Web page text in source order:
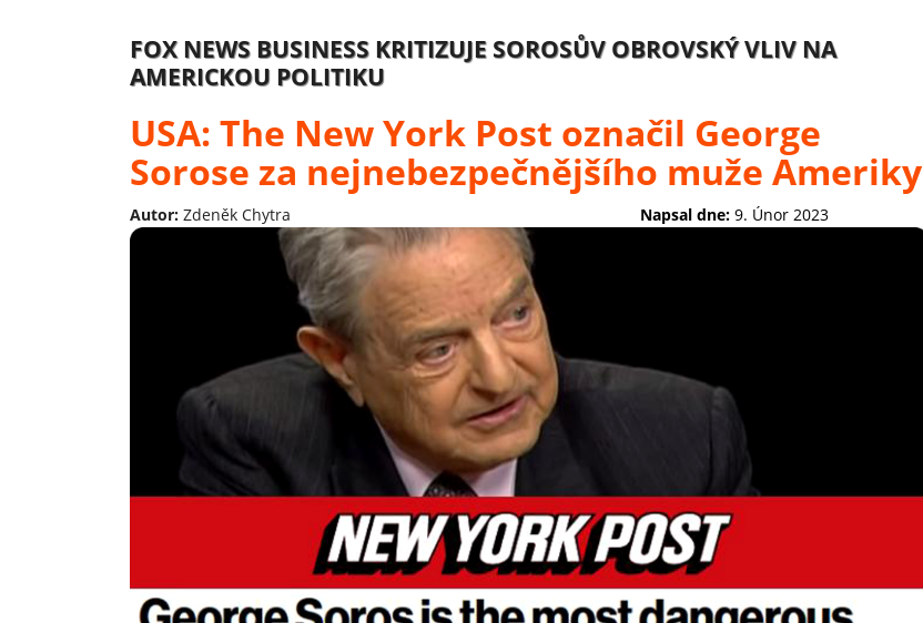
FOX NEWS BUSINESS KRITIZUJE SOROSŮV OBROVSKÝ VLIV NA
AMERICKOU POLITIKU
USA: The New York Post označil George
Sorose za nejnebezpečnějšího muže Ameriky
Autor: Zdeněk Chytra Napsal dne: 9. Únor 2023